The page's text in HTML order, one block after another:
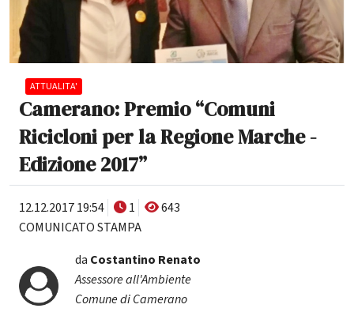
ATTUALITA'
Camerano: Premio “Comuni
Ricicloni per la Regione Marche -
Edizione 2017”
12.12.2017 19:54 1
643
COMUNICATO STAMPA
da Costantino Renato
Assessore all'Ambiente
Comune di Camerano